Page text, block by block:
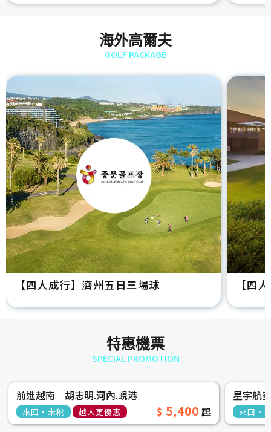
海外高爾夫
GOLF PACKAGE
【四人成行】濟州五日三場球 【四
特惠機票
SPECIAL PROMOTION
前進越南│胡志明.河內.峴港
來回‧未稅 越人更優惠 5,400
星宇航
來回‧